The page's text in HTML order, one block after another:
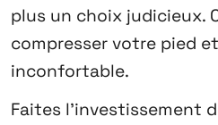
plus un choix judicieux.
compresser votre pied
inconfortable.
Faites l’investissement